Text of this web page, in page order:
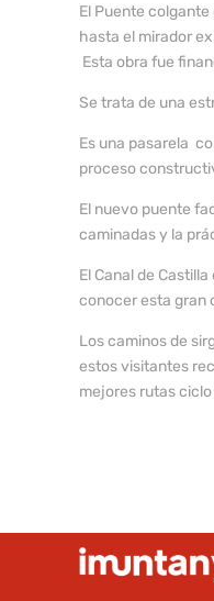
El Puente
hasta el mirador
Esta obra fue
Se trata de una
Es una pasarela
proceso
El nuevo puente
caminadas y la
El Canal de
conocer esta gran
Los caminos de
estos visitantes
mejores rutas